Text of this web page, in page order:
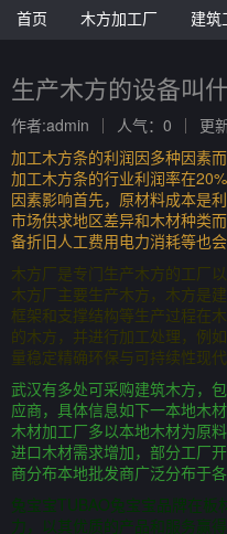
首页 木方加工厂 建筑
生产木方的设备叫
作者:admin 人气：0
更
加工木方条的利润因多种因素
加工木方条的行业利润率在
因素影响首先，原材料成本是
市场供求地区差异和木材种类
备折旧人工费用电力消耗等也会
木方厂是专门生产木方的工厂
木方厂主要生产木方，木方是
框架和支撑结构等生产过程在
的木方，并进行加工处理，例
量稳定精确环保与可持续性现代
武汉有多处可采购建筑木方，
应商，具体信息如下一本地木
木材加工厂多以本地木材为原
进口木材需求增加，部分工厂
商分布本地批发商广泛分布于各
兔宝宝TUBAO兔宝宝品牌在板
力，以其优质的产品和服务赢